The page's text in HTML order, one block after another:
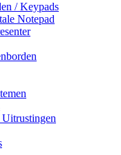
/ Keypads
Notepad